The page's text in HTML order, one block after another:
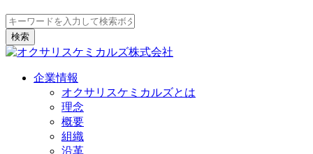
企業情報
オクサリスケミカルズとは
理念
概要
組織
沿革